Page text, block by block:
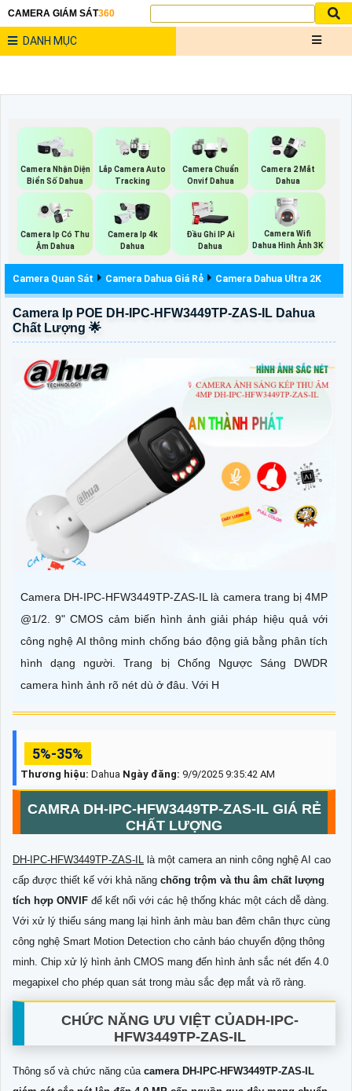
CAMERA GIÁM SÁT360
DANH MỤC
Camera Nhận Diện
Biển Số Dahua
Lắp Camera Auto
Tracking
Camera Chuẩn
Onvif Dahua
Camera 2 Mắt
Dahua
Camera Ip Có Thu
Ậm Dahua
Camera Ip 4k
Dahua
Đầu Ghi IP Ai
Dahua
Camera Wifi
Dahua Hình Ảnh 3K
Camera Quan Sát Camera Dahua Giá Rẻ Camera Dahua Ultra 2K
Camera Ip POE DH-IPC-HFW3449TP-ZAS-IL Dahua
Chất Lượng 🌟
Camera DH-IPC-HFW3449TP-ZAS-IL là camera trang bị 4MP
@1/2. 9" CMOS cảm biến hình ảnh giải pháp hiệu quả với
công nghệ AI thông minh chống báo động giả bằng phân tích
hình dạng người. Trang bị Chống Ngược Sáng DWDR
camera hình ảnh rõ nét dù ở đâu. Với H
5%-35%
Thương hiệu: Dahua Ngày đăng: 9/9/2025 9:35:42 AM
CAMRA DH-IPC-HFW3449TP-ZAS-IL GIÁ RẺ
CHẤT LƯỢNG
DH-IPC-HFW3449TP-ZAS-IL là một camera an ninh công nghệ AI cao
cấp được thiết kế với khả năng chống trộm và thu âm chất lượng
tích hợp ONVIF để kết nối với các hệ thống khác một cách dễ dàng.
Với xử lý thiếu sáng mang lại hình ảnh màu ban đêm chân thực cùng
công nghệ Smart Motion Detection cho cảnh báo chuyển động thông
minh. Chip xử lý hình ảnh CMOS mang đến hình ảnh sắc nét đến 4.0
megapixel cho phép quan sát trong màu sắc đẹp mắt và rõ ràng.
CHỨC NĂNG ƯU VIỆT CỦADH-IPC-
HFW3449TP-ZAS-IL
Thông số và chức năng của camera DH-IPC-HFW3449TP-ZAS-IL